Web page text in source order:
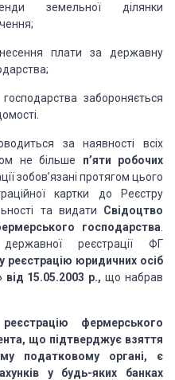
земельної ділянки
плати за державну
забороняється
за наявності всіх
не більше п’яти робочих
зобов’язані протягом цього
картки до Реєстру
та видати Свідоцтво
господарства
реєстрації ФГ
реєстрацію юридичних осіб
від 15.05.2003 р., що набрав
фермерського
що підтверджує взяття
податковому органі, є
у будь-яких банках